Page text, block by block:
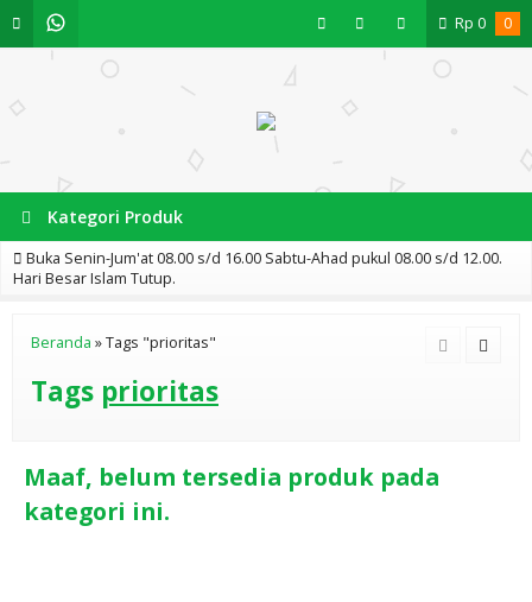
Rp 0 0
Kategori Produk
Buka Senin-Jum'at 08.00 s/d 16.00 Sabtu-Ahad pukul 08.00 s/d 12.00.
Hari Besar Islam Tutup.
Beranda »Tags "prioritas"
Tags prioritas
Maaf, belum tersedia produk pada
kategori ini.